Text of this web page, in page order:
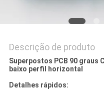
Descrição de produto
Superpostos PCB 90 graus
baixo perfil horizontal
Detalhes rápidos: